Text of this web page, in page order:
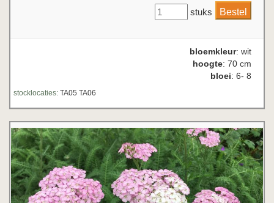
stuks
bloemkleur: wit
hoogte: 70 cm
bloei: 6- 8
stocklocaties: TA05 TA06